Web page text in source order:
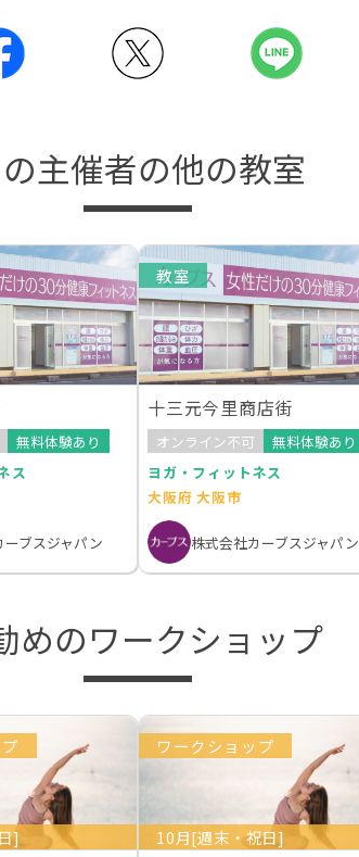
主催者の他の教室
無料体験あり
ス
ーブスジャパン
教室
十三元今里商店街
オンライン不可
無料体験あり
ヨガ・フィットネス
大阪府 大阪市
株式会社カーブスジャパン
めのワークショップ
]
ワークショップ
10月[週末・祝日]